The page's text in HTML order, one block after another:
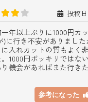
投稿
年以上ぶりに1000円カ
)に行き不安がありまし
入れカットの質もよく
1000円ポッキリではな
機会があればまた行き
参考になった